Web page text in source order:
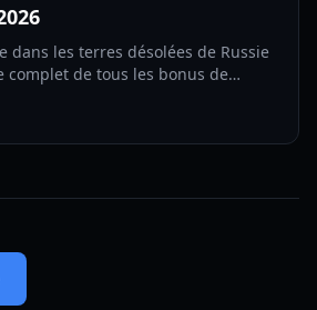
dans les terres désolées de Russie
complet de tous les bonus de
de Metro 2039.